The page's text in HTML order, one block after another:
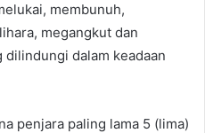
membunuh,
megangkut dan
dilindungi dalam keadaan
penjara paling lama 5 (lima)